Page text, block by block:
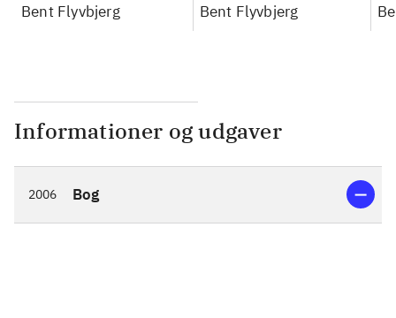
konkretes videnskab
Bent Flyvbjerg
konkretes videnskab
Bent Flyvbjerg
Informationer og udgaver
2006 Bog